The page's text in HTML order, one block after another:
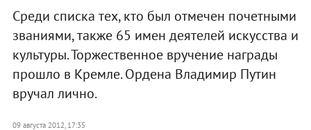
Среди списка тех, кто был отмечен почетными
званиями, также 65 имен деятелей искусства и
культуры. Торжественное вручение награды
прошло в Кремле. Ордена Владимир Путин
вручал лично.
09 августа 2012, 17:35